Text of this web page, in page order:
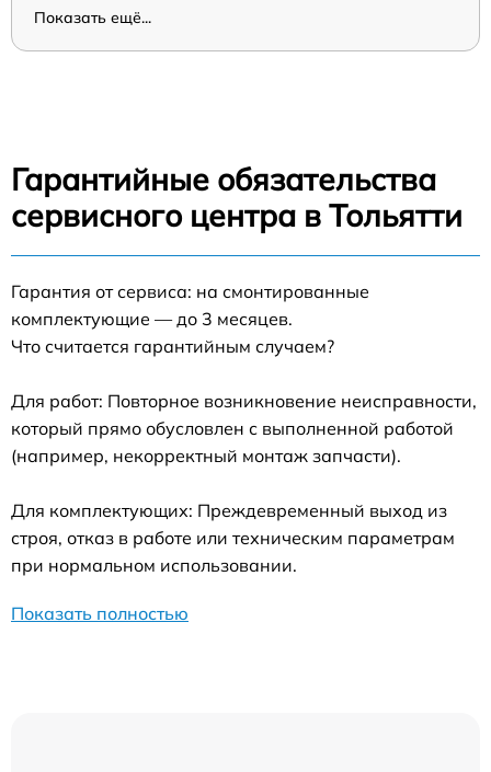
Показать ещё...
Гарантийные обязательства
сервисного центра в Тольятти
Гарантия от сервиса: на смонтированные
комплектующие — до 3 месяцев.
Что считается гарантийным случаем?
Для работ: Повторное возникновение неисправности,
который прямо обусловлен с выполненной работой
(например, некорректный монтаж запчасти).
Для комплектующих: Преждевременный выход из
строя, отказ в работе или техническим параметрам
при нормальном использовании.
Показать полностью